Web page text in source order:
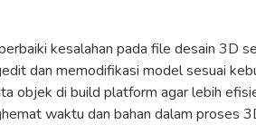
kesalahan pada file desain 3D
dan memodifikasi model sesuai
objek di build platform agar lebih
waktu dan bahan dalam proses